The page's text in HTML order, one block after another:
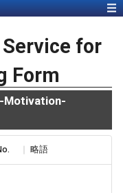
for
Form
Motivation-
略語